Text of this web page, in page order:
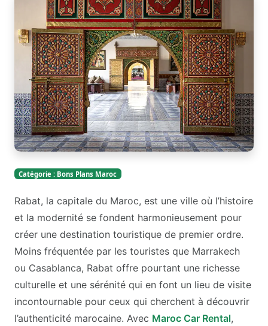
Catégorie : Bons Plans Maroc
Rabat, la capitale du Maroc, est une ville où l’histoire
et la modernité se fondent harmonieusement pour
créer une destination touristique de premier ordre.
Moins fréquentée par les touristes que Marrakech
ou Casablanca, Rabat offre pourtant une richesse
culturelle et une sérénité qui en font un lieu de visite
incontournable pour ceux qui cherchent à découvrir
l’authenticité marocaine. Avec Maroc Car Rental,